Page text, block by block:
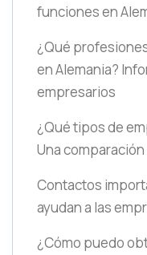
funciones en
¿Qué
en Alemania?
empresarios
¿Qué tipos de
Una
Contactos
ayudan a las
¿Cómo puedo